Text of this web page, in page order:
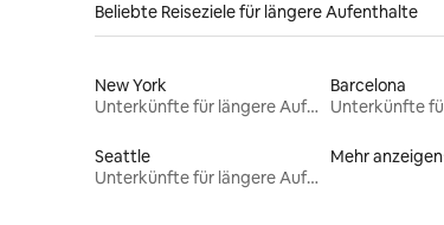
Beliebte Reiseziele für längere Aufenthalte
New York
Unterkünfte für längere Aufenthalte
Barcelona
Seattle
Unterkünfte für längere Aufenthalte
Mehr anzeigen